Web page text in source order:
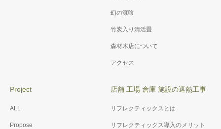
幻の漆喰
竹炭入り清活畳
森材木店について
アクセス
Project
ALL
Propose
店舗 工場 倉庫 施設の遮熱工事
リフレクティックスとは
リフレクティックス導入のメリット